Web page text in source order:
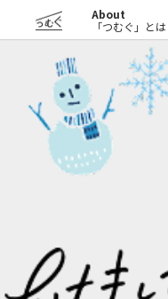
つむぐ
About
「つむぐ」とは